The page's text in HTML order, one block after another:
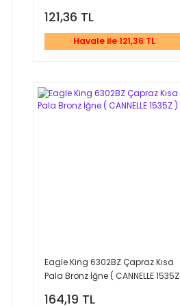
121,36 TL
Havale ile 121,36 TL
Eagle King 6302BZ Çapraz Kısa
Pala Bronz İğne ( CANNELLE 1535Z
164,19 TL